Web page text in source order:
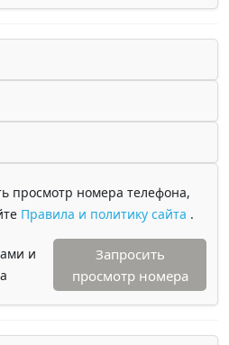
просмотр номера телефона,
Правила и политику сайта .
и
Запросить
просмотр номера